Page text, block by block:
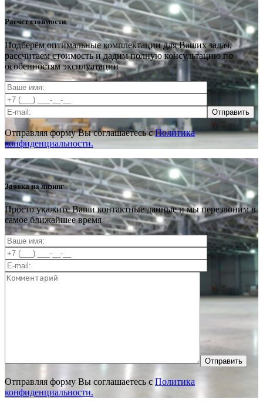
Расчет стоимости
Подберём оптимальные комплектации для Ваших задач,
рассчитаем стоимость и дадим полную консультацию по
особенностям эксплуатации
Отправить
Отправляя форму Вы соглашаетесь сПолитика
конфиденциальности.
Заявка на лизинг
Просто укажите Ваши контактные данные и мы перезвоним в
самое ближайшее время
Отправить
Отправляя форму Вы соглашаетесь с Политика
конфиденциальности.